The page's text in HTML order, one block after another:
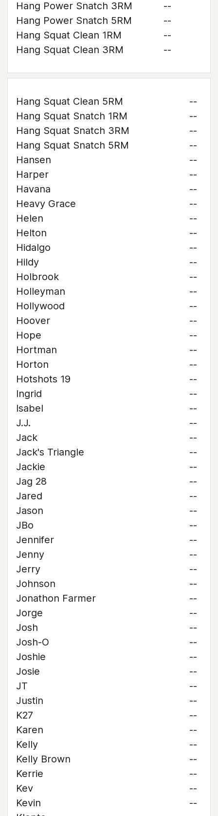
Hang Power Snatch 3RM
--
Hang Power Snatch 5RM
--
Hang Squat Clean 1RM
--
Hang Squat Clean 3RM
--
Hang Squat Clean 5RM
--
Hang Squat Snatch 1RM
--
Hang Squat Snatch 3RM
--
Hang Squat Snatch 5RM
--
Hansen
--
Harper
--
Havana
--
Heavy Grace
--
Helen
--
Helton
--
Hidalgo
--
Hildy
--
Holbrook
--
Holleyman
--
Hollywood
--
Hoover
--
Hope
--
Hortman
--
Horton
--
Hotshots 19
--
Ingrid
--
Isabel
--
J.J.
--
Jack
--
Jack's Triangle
--
Jackie
--
Jag 28
--
Jared
--
Jason
--
JBo
--
Jennifer
--
Jenny
--
Jerry
--
Johnson
--
Jonathon Farmer
--
Jorge
--
Josh
--
Josh-O
--
Joshie
--
Josie
--
JT
--
Justin
--
K27
--
Karen
--
Kelly
--
Kelly Brown
--
Kerrie
--
Kev
--
Kevin
--